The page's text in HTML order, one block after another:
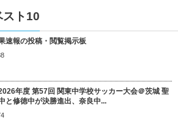
スト10
速報の投稿・閲覧掲示板
年度 第57回 関東中学校サッカー大会＠茨城 聖
と修徳中が決勝進出、奈良中...